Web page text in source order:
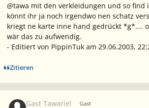
@tawa mit den verkleidungen und so find
könnt ihr ja noch irgendwo nen schatz
kriegt ne karte inne hand gedrückt *g*....
wär das zu aufwendig.
- Editiert von PippinTuk am 29.06.2003,
Zitieren
Gast Tawariel Gast